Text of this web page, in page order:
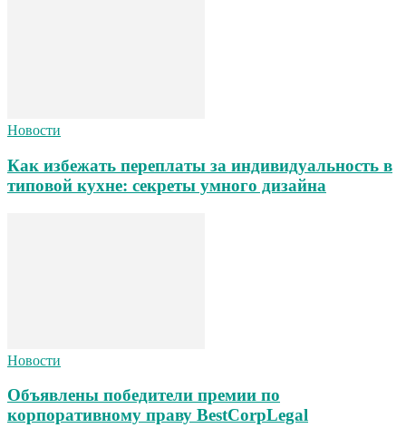
Новости
Как избежать переплаты за индивидуальность в
типовой кухне: секреты умного дизайна
Новости
Объявлены победители премии по
корпоративному праву BestCorpLegal